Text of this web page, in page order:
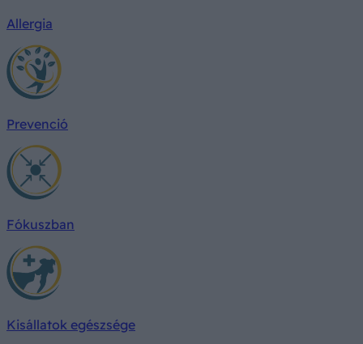
Allergia
Prevenció
Fókuszban
Kisállatok egészsége